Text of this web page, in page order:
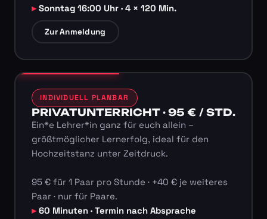
Sonntag 16:00 Uhr · 4 × 120 Min.
Zur Anmeldung
INDIVIDUELL PLANBAR
PRIVATUNTERRICHT · 95 € / STD.
Ein*e Lehrer*in ganz für euch allein –
größtmöglicher Lernerfolg, ideal für den
Hochzeitstanz unter Zeitdruck.
95 € für 1 Paar pro Stunde · +40 € je weiteres
Paar · nur für Paare.
60 Minuten · Termin nach Absprache